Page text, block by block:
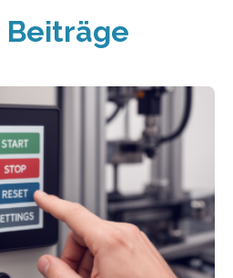
Beiträge